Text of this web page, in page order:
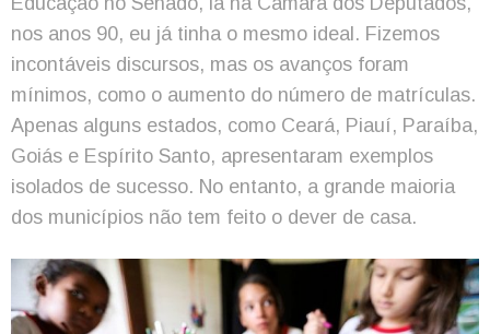
nos anos 90, eu já tinha o mesmo ideal. Fizemos
incontáveis discursos, mas os avanços foram
mínimos, como o aumento do número de matrículas.
Apenas alguns estados, como Ceará, Piauí, Paraíba,
Goiás e Espírito Santo, apresentaram exemplos
isolados de sucesso. No entanto, a grande maioria
dos municípios não tem feito o dever de casa.